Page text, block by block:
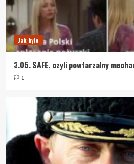
Jak było
3.05. SAFE, czyli powtarzalny
1